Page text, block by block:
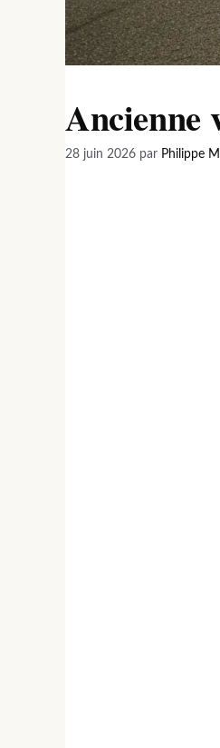
Ancienne
28 juin 2026 par Philippe